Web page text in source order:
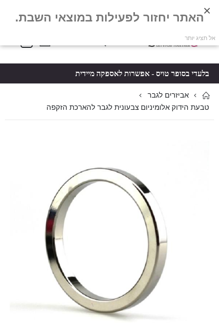
Toggle
סל קניות
בלעדי בסופר טויס - אפשרות לאספקה מיידית
אביזרים לגבר
טבעת הידוק אלומיניום צבעונית לגבר להארכת הזקפה
האתר יחזור לפעילות במוצאי השבת.
אל תציג יותר